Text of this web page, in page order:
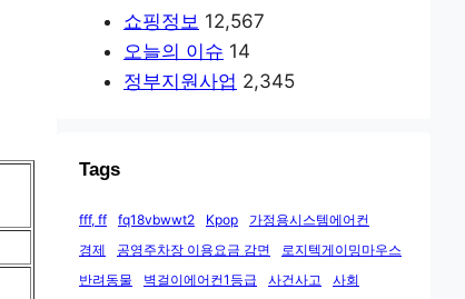
쇼핑정보 12,567
오늘의 이슈 14
정부지원사업 2,345
Tags
fff, ff fq18vbwwt2 Kpop
가정용시스템에어컨
경제
공영주차장 이용요금 감면
로지텍게이밍마우스
반려동물
벽걸이에어컨1등급 사건사고
사회